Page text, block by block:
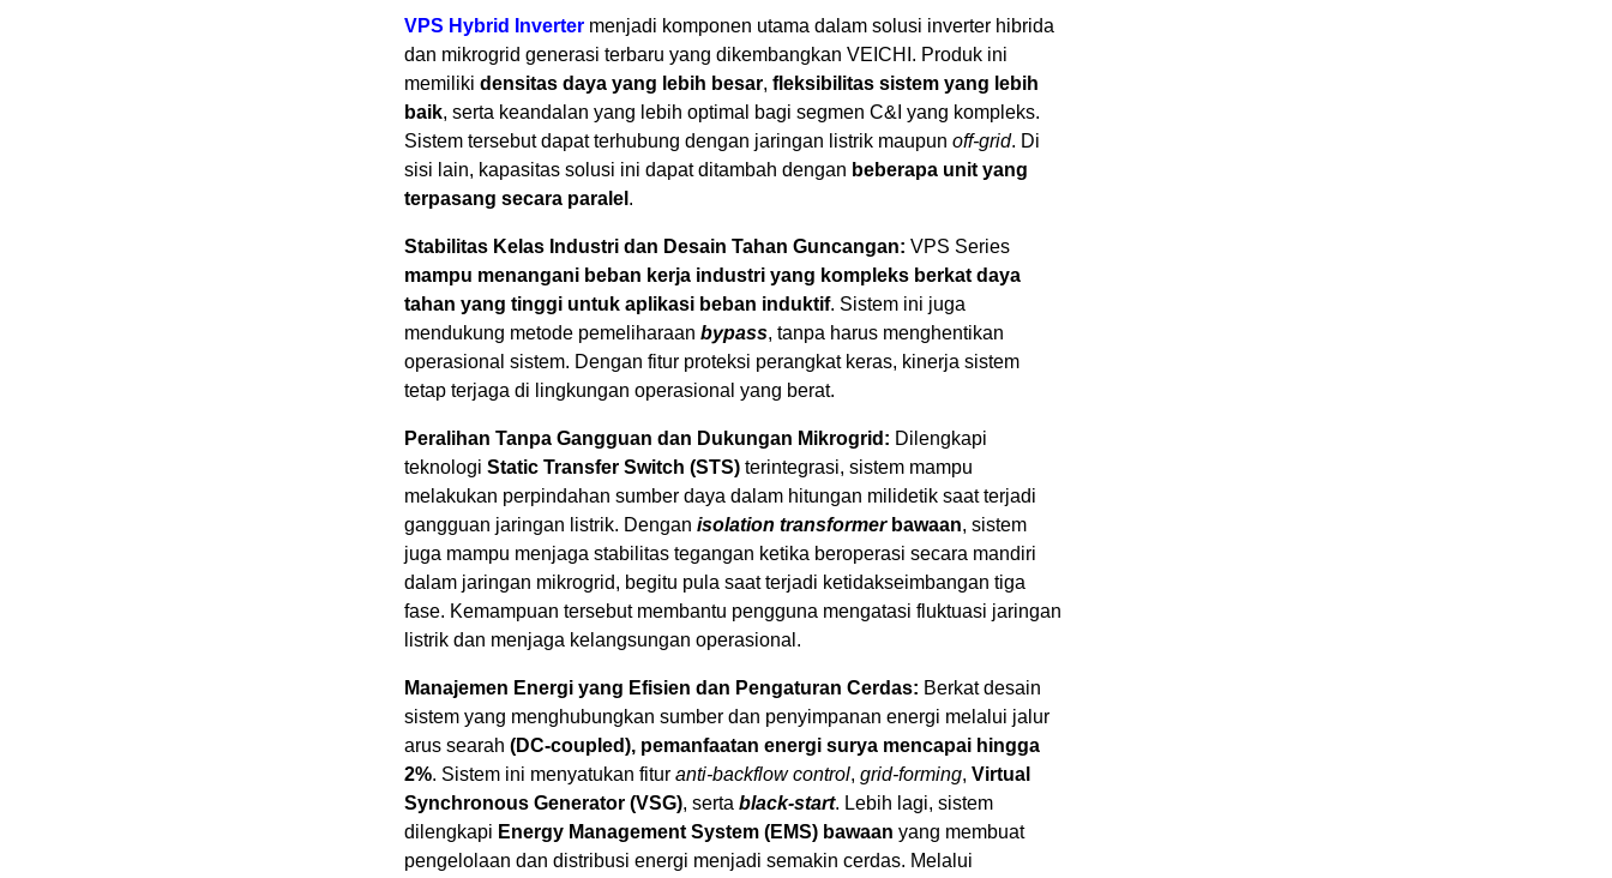
VPS Hybrid Inverter menjadi komponen utama dalam solusi inverter hibrida
dan mikrogrid generasi terbaru yang dikembangkan VEICHI. Produk ini
memiliki densitas daya yang lebih besar, fleksibilitas sistem yang lebih
baik, serta keandalan yang lebih optimal bagi segmen C&I yang kompleks.
Sistem tersebut dapat terhubung dengan jaringan listrik maupun off-grid. Di
sisi lain, kapasitas solusi ini dapat ditambah dengan beberapa unit yang
terpasang secara paralel .
Stabilitas Kelas Industri dan Desain Tahan Guncangan: VPS Series
mampu menangani beban kerja industri yang kompleks berkat daya
tahan yang tinggi untuk aplikasi beban induktif. Sistem ini juga
mendukung metode pemeliharaan bypass, tanpa harus menghentikan
operasional sistem. Dengan fitur proteksi perangkat keras, kinerja sistem
tetap terjaga di lingkungan operasional yang berat.
Peralihan Tanpa Gangguan dan Dukungan Mikrogrid: Dilengkapi
teknologi Static Transfer Switch (STS) terintegrasi, sistem mampu
melakukan perpindahan sumber daya dalam hitungan milidetik saat terjadi
gangguan jaringan listrik. Dengan isolation transformerbawaan, sistem
juga mampu menjaga stabilitas tegangan ketika beroperasi secara mandiri
dalam jaringan mikrogrid, begitu pula saat terjadi ketidakseimbangan tiga
fase. Kemampuan tersebut membantu pengguna mengatasi fluktuasi jaringan
listrik dan menjaga kelangsungan operasional.
Manajemen Energi yang Efisien dan Pengaturan Cerdas: Berkat desain
sistem yang menghubungkan sumber dan penyimpanan energi melalui jalur
arus searah (DC-coupled), pemanfaatan energi surya mencapai hingga
2%. Sistem ini menyatukan fitur anti-backflow control, grid-forming, Virtual
Synchronous Generator (VSG), serta black-start. Lebih lagi, sistem
dilengkapi Energy Management System (EMS) bawaan yang membuat
pengelolaan dan distribusi energi menjadi semakin cerdas. Melalui